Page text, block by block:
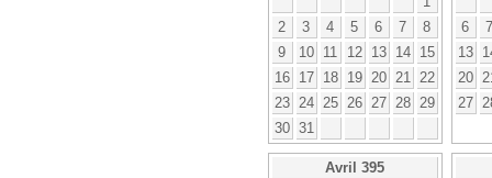
2
3 4 5 6 7
8
9
10 11 12 13 14
15
16
17 18 19 20 21
22
23
24 25 26 27 28
29
30 31
6
7
13
20
27
Avril 395